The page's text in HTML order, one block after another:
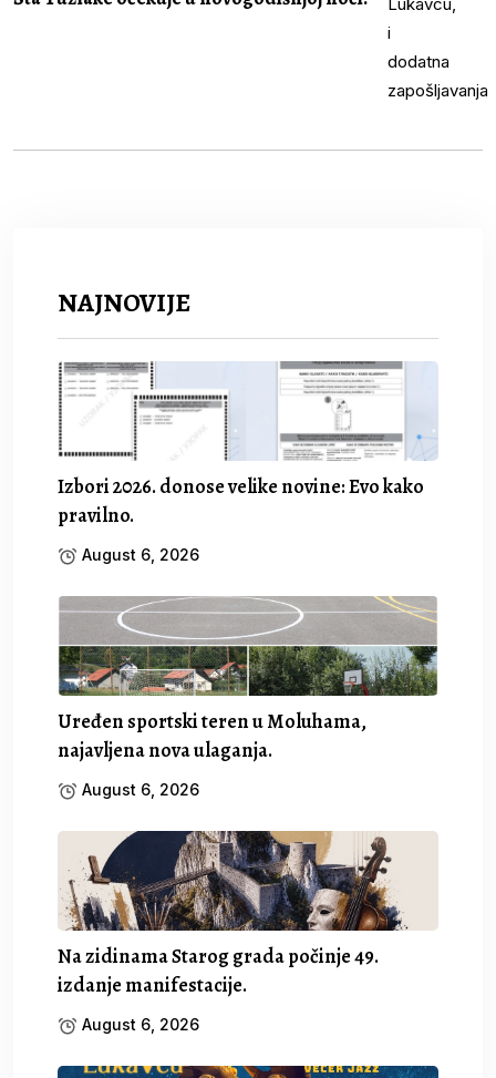
NAJNOVIJE
Izbori 2026. donose velike novine: Evo kako
pravilno.
August 6, 2026
Uređen sportski teren u Moluhama,
najavljena nova ulaganja.
August 6, 2026
Na zidinama Starog grada počinje 49.
izdanje manifestacije.
August 6, 2026